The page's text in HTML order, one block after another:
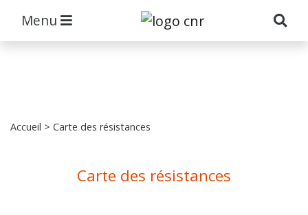
Menu
Accueil > Carte des résistances
Carte des résistances